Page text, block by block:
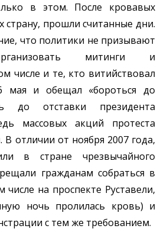
в этом. После кровавых
страну, прошли считанные дни.
что политики не призывают
митинги и
числе и те, кто витийствовал
мая и обещал «бороться до
до отставки президента
массовых акций протеста
отличии от ноября 2007 года,
в стране чрезвычайного
гражданам собраться в
на проспекте Руставели,
ночь пролилась кровь) и
с тем же требованием.